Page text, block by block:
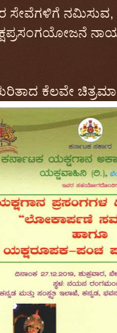
ಸೇವೆಗಳಿಗೆ ನಮಿಸುವ,
ಕೆಲವೇ